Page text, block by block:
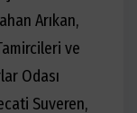
Arıkan,
ve
Odası
Suveren,